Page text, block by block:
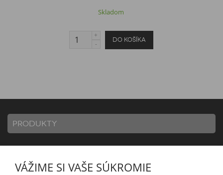
Skladom
PRODUKTY
VÁŽIME SI VAŠE SÚKROMIE